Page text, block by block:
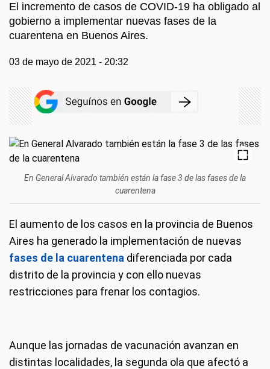
El incremento de casos de COVID-19 ha obligado al
gobierno a implementar nuevas fases de la
cuarentena en Buenos Aires.
03 de mayo de 2021 - 20:32
En General Alvarado también están la fase 3 de las fases de la
cuarentena
El aumento de los casos en la provincia de Buenos
Aires ha generado la implementación de nuevas
fases de la cuarentena diferenciada por cada
distrito de la provincia y con ello nuevas
restricciones para frenar los contagios.
Aunque las jornadas de vacunación avanzan en
distintas localidades, la segunda ola que afectó a